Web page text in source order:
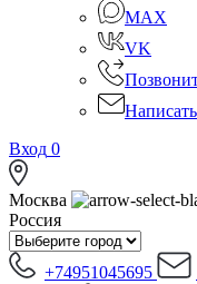
MAX
VK
Написать
Вход 0
Москва
Россия
+74951045695